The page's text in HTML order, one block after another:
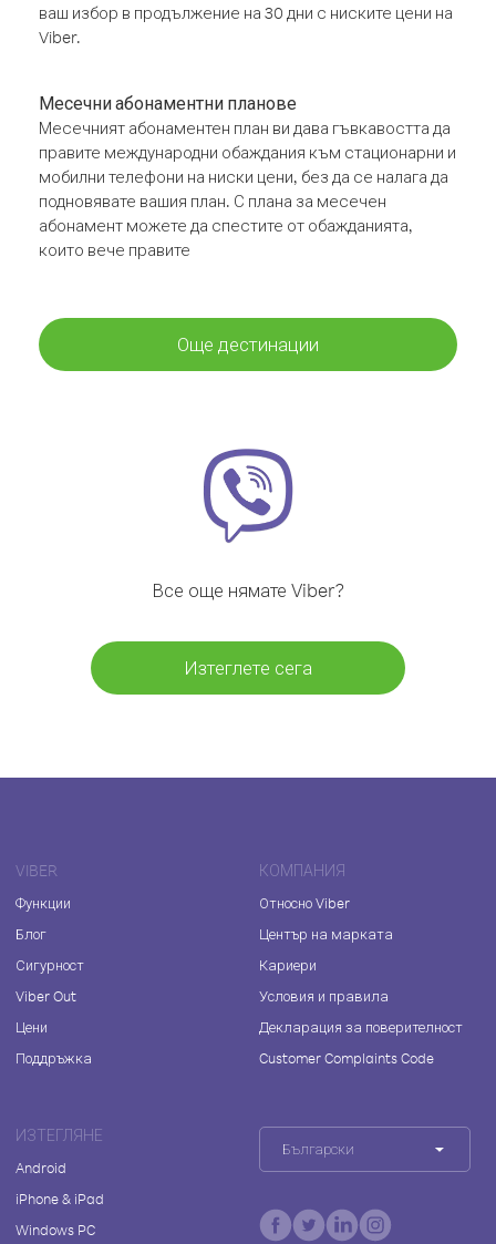
ваш избор в продължение на 30 дни с ниските цени на
Viber.
Месечни абонаментни планове
Месечният абонаментен план ви дава гъвкавостта да
правите международни обаждания към стационарни и
мобилни телефони на ниски цени, без да се налага да
подновявате вашия план. С плана за месечен
абонамент можете да спестите от обажданията,
които вече правите
Още дестинации
Все още нямате Viber?
Изтеглете сега
VIBER
Функции
Блог
Сигурност
Viber Out
Цени
Поддръжка
КОМПАНИЯ
Относно Viber
Център на марката
Кариери
Условия и правила
Декларация за поверителност
Customer Complaints Code
ИЗТЕГЛЯНЕ
Android
iPhone & iPad
Windows PC
Български